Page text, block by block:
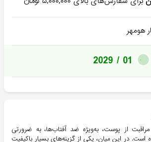
هومهر
2029 / 01
از پوست، به‌ویژه ضد آفتاب‌ها، به ضرورتی
است. در این میان، یکی از گزینه‌های بسیار باکیفیت